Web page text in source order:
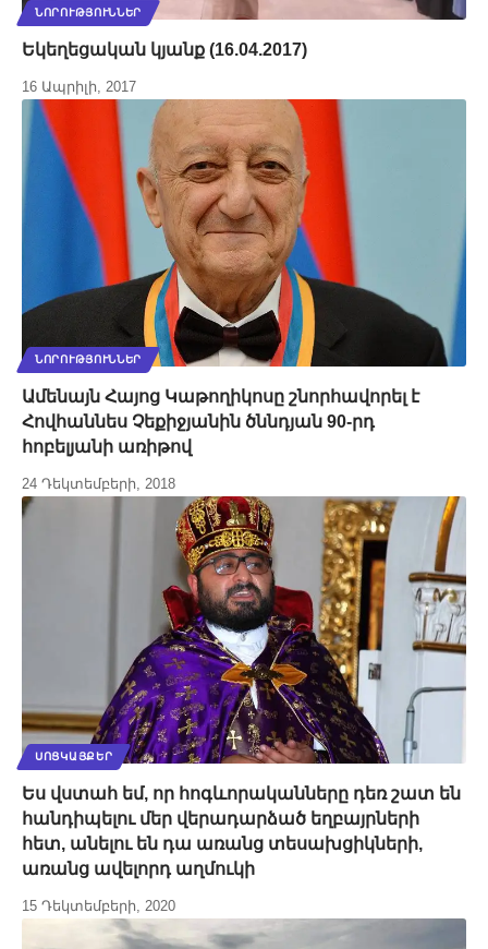
ՆՈՐՈՒԹՅՈՒՆՆԵՐ
Եկեղեցական կյանք (16.04.2017)
16 Ապրիլի, 2017
ՆՈՐՈՒԹՅՈՒՆՆԵՐ
Ամենայն Հայոց Կաթողիկոսը շնորհավորել է
Հովհաննես Չեքիջյանին ծննդյան 90-րդ
հոբելյանի առիթով
24 Դեկտեմբերի, 2018
ՍՈՑԿԱՅՔԵՐ
Ես վստահ եմ, որ հոգևորականները դեռ շատ են
հանդիպելու մեր վերադարձած եղբայրների
հետ, անելու են դա առանց տեսախցիկների,
առանց ավելորդ աղմուկի
15 Դեկտեմբերի, 2020